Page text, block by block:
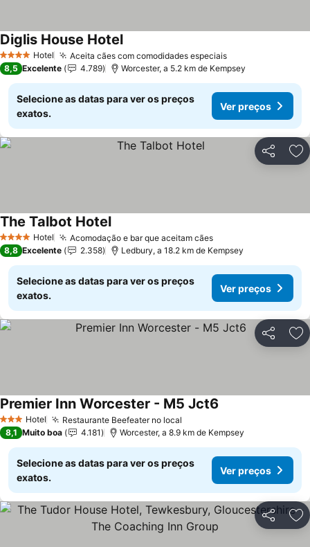
4 EstrelasHotel Aceita cães com comodidades especiais
Diglis House Hotel
8,5 Excelente 4.789 Worcester, a 5.2 km de Kempsey
Selecione as datas para ver os preços
exatos.
Ver preços
Partilhar
4 EstrelasHotel Acomodação e bar que aceitam cães
The Talbot Hotel
8,8 Excelente 2.358 Ledbury, a 18.2 km de Kempsey
Selecione as datas para ver os preços
exatos.
Ver preços
Partilhar
3 EstrelasHotel Restaurante Beefeater no local
Premier Inn Worcester - M5 Jct6
8,1 Muito boa 4.181 Worcester, a 8.9 km de Kempsey
Selecione as datas para ver os preços
exatos.
Ver preços
Partilhar